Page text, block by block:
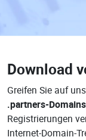
Download
Greifen Sie auf
.partners-Domains
Registrierungen
Internet-Domain-